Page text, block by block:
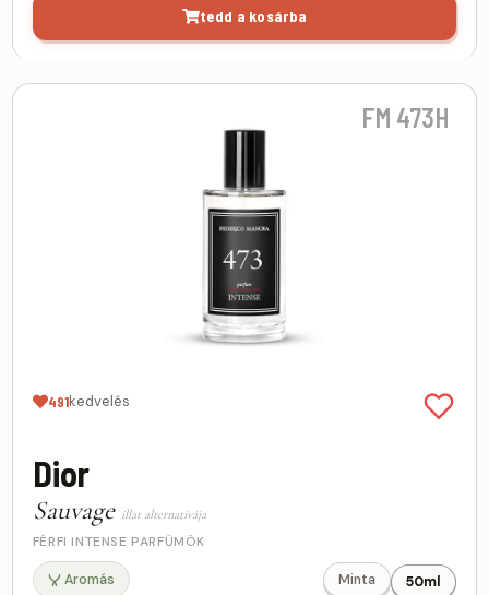
tedd a kosárba
FM 473H
491kedvelés
Dior
Sauvage illat alternatívája
FÉRFI INTENSE PARFÜMÖK
Aromás Minta 50ml